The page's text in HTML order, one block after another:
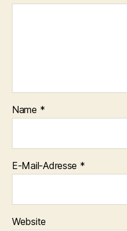
Name *
E-Mail-Adresse *
Website